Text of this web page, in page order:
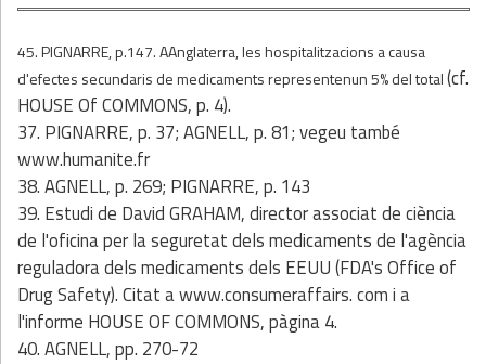
45. PIGNARRE, p.147. AAnglaterra, les hospitalitzacions a causa
d'efectes secundaris de medicaments representenun 5% del total(cf.
HOUSE Of COMMONS, p. 4).
37. PIGNARRE, p. 37; AGNELL, p. 81; vegeu també
www.humanite.fr
38. AGNELL, p. 269; PIGNARRE, p. 143
39. Estudi de David GRAHAM, director associat de ciència
de l'oficina per la seguretat dels medicaments de l'agència
reguladora dels medicaments dels EEUU (FDA's Office of
Drug Safety). Citat a www.consumeraffairs. com i a
l'informe HOUSE OF COMMONS, pàgina 4.
40. AGNELL, pp. 270-72